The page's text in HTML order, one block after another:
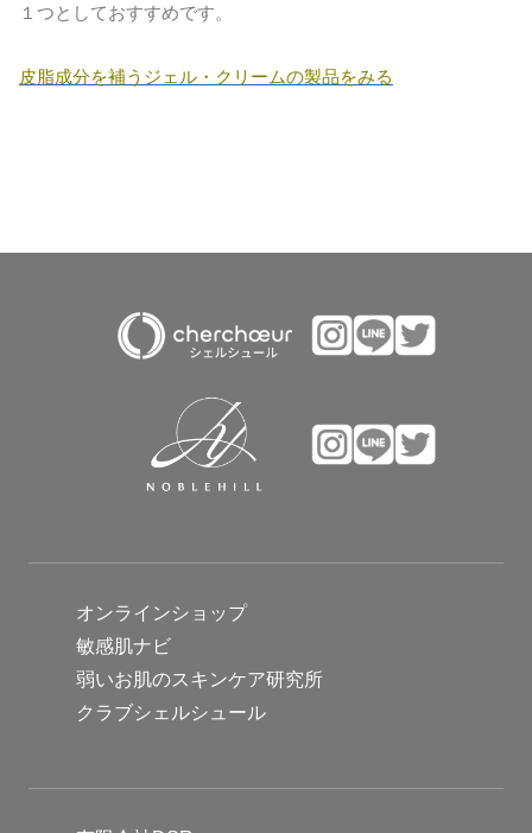
１つとしておすすめです。
皮脂成分を補うジェル・クリームの製品をみる
オンラインショップ
敏感肌ナビ
弱いお肌のスキンケア研究所
クラブシェルシュール